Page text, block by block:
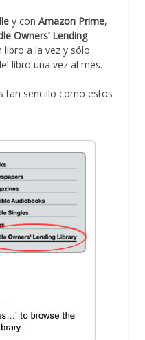
y con Amazon Prime,
Owners’ Lending
libro a la vez y sólo
libro una vez al mes.
tan sencillo como estos